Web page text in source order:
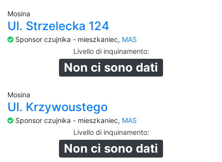
Mosina
Ul. Strzelecka 124
Sponsor czujnika - mieszkaniec, MAS
Livello di inquinamento:
Non ci sono dati
Mosina
Ul. Krzywoustego
Sponsor czujnika - mieszkaniec, MAS
Livello di inquinamento:
Non ci sono dati